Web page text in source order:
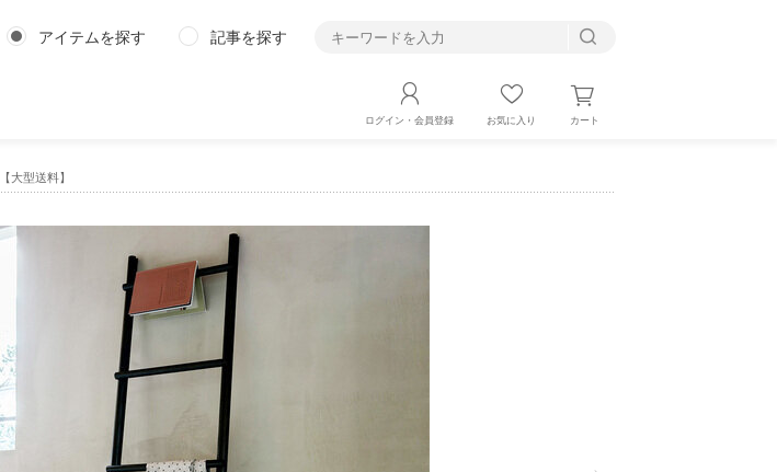
アイテムを探す 記事を探す
ログイン・会員登録 お気に入り カート
大型送料】